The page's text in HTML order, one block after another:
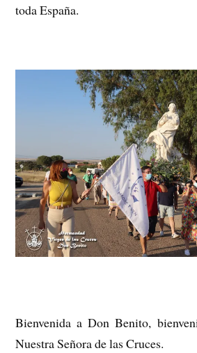
toda España.
Bienvenida a Don Benito,
Nuestra Señora de las Cruces.